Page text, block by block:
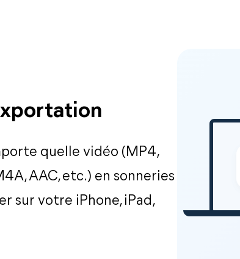
quelle vidéo (MP4,
AAC, etc.) en sonneries
sur votre iPhone, iPad,